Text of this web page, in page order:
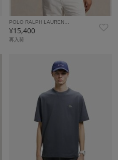
POLO RALPH LAUREN…
¥15,400
再入荷